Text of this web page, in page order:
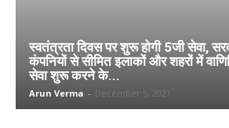
स्वतंत्रता दिवस पर शुरू होगी 5जी सेवा,
कंपनियों से सीमित इलाकों और शहरों में
सेवा शुरू करने के...
Arun Verma - December 5, 2021